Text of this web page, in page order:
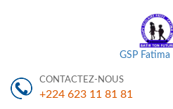
GSP Fatima
CONTACTEZ-NOUS
+224 623 11 81 81